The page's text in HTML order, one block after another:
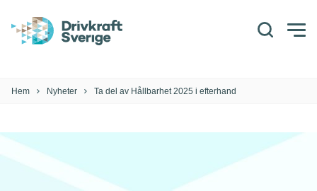
Sök
Hem Nyheter Ta del av Hållbarhet 2025 i efterhand